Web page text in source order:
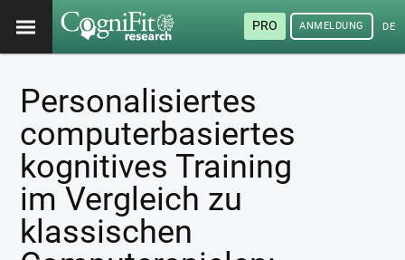
PRO ANMELDUNG
Personalisiertes
computerbasiertes
kognitives Training
im Vergleich zu
klassischen